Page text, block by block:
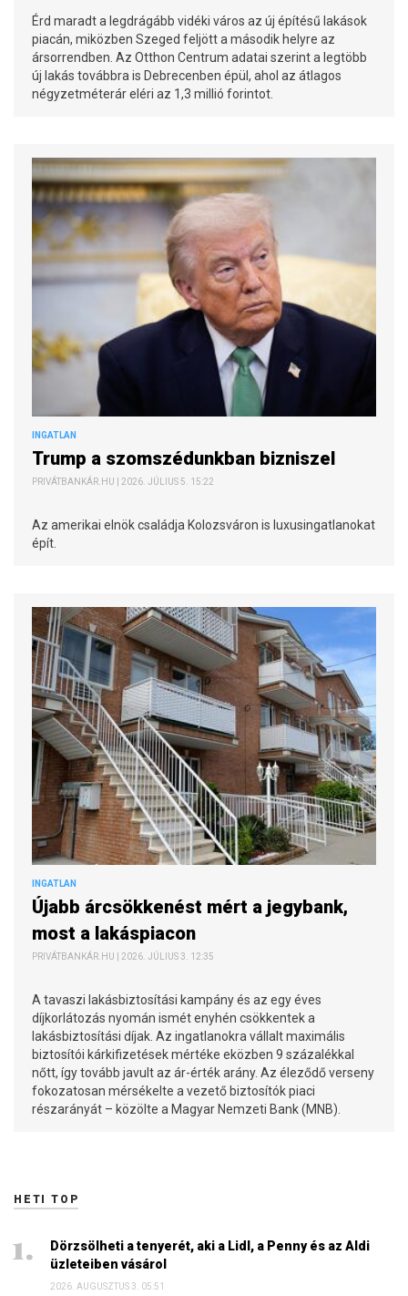
Érd maradt a legdrágább vidéki város az új építésű lakások
piacán, miközben Szeged feljött a második helyre az
ársorrendben. Az Otthon Centrum adatai szerint a legtöbb
új lakás továbbra is Debrecenben épül, ahol az átlagos
négyzetméterár eléri az 1,3 millió forintot.
INGATLAN
Trump a szomszédunkban bizniszel
PRIVÁTBANKÁR.HU | 2026. JÚLIUS 5. 15:22
Az amerikai elnök családja Kolozsváron is luxusingatlanokat
épít.
INGATLAN
Újabb árcsökkenést mért a jegybank,
most a lakáspiacon
PRIVÁTBANKÁR.HU | 2026. JÚLIUS 3. 12:35
A tavaszi lakásbiztosítási kampány és az egy éves
díjkorlátozás nyomán ismét enyhén csökkentek a
lakásbiztosítási díjak. Az ingatlanokra vállalt maximális
biztosítói kárkifizetések mértéke eközben 9 százalékkal
nőtt, így tovább javult az ár-érték arány. Az éleződő verseny
fokozatosan mérsékelte a vezető biztosítók piaci
részarányát – közölte a Magyar Nemzeti Bank (MNB).
HETI TOP
Dörzsölheti a tenyerét, aki a Lidl, a Penny és az Aldi
üzleteiben vásárol
2026. AUGUSZTUS 3. 05:51